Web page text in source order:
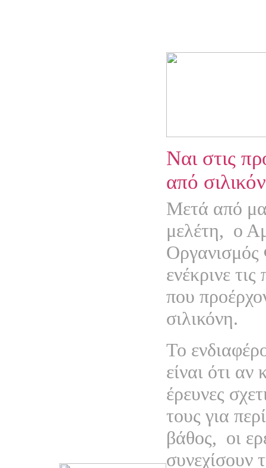
Ναι στις
από
Μετά από
μελέτη, ο
ενέκρινε
που
σιλικόνη.
Το
είναι ότι αν
έρευνες
τους για
βάθος, οι
συνεχίσουν